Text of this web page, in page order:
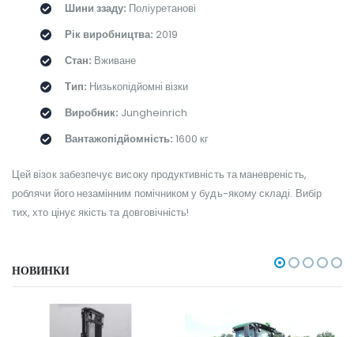
Шини ззаду: Поліуретанові
Рік виробництва: 2019
Стан: Вживане
Тип: Низькопідйомні візки
Виробник: Jungheinrich
Вантажопідйомність: 1600 кг
Цей візок забезпечує високу продуктивність та маневреність,
роблячи його незамінним помічником у будь-якому складі. Вибір
тих, хто цінує якість та довговічність!
НОВИНКИ